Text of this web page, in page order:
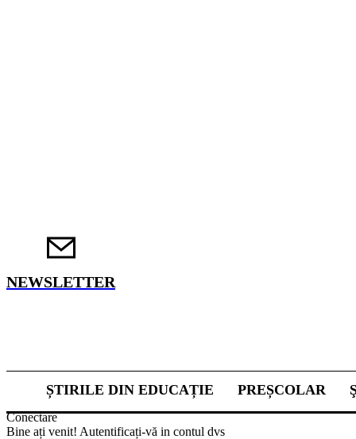
NEWSLETTER
ȘTIRILE DIN EDUCAȚIE PREȘCOLAR
Conectare
Bine ați venit! Autentificați-vă in contul dvs